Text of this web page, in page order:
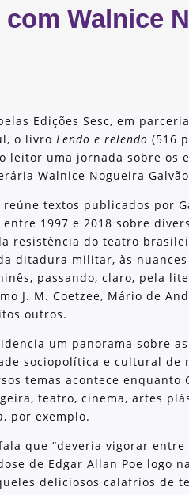
com Walnice
Edições Sesc, em
o livro Lendo e relendo (516
leitor uma jornada sobre os
Walnice Nogueira
reúne textos publicados por
1997 e 2018 sobre
resistência do teatro
ditadura militar, às
passando, claro, pela
J. M. Coetzee, Mário de
outros.
um panorama sobre
sociopolítica e cultural de
temas acontece enquanto
teatro, cinema, artes
por exemplo.
que “deveria vigorar
de Edgar Allan Poe logo
deliciosos calafrios de